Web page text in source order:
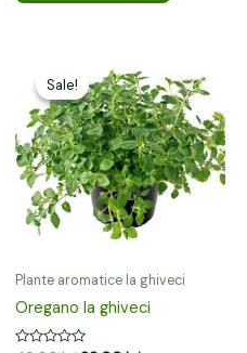
Sale!
Sale!
Plante aromatice la ghiveci
Oregano la ghiveci
inițial
a
fost:
49,00 lei.
curent
este:
39,00 lei.